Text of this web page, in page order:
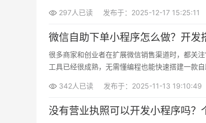
297人已读 发布于：2025-12-17 15:25:11
微信自助下单小程序怎么做？开发
很多商家和创业者在扩展微信销售渠道时，都关
工具已经很成熟，无需懂编程也能快速搭建一款
342人已读 发布于：2025-11-13 19:10:49
没有营业执照可以开发小程序吗？